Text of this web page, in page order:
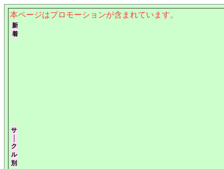
本ページはプロモーションが含まれています。